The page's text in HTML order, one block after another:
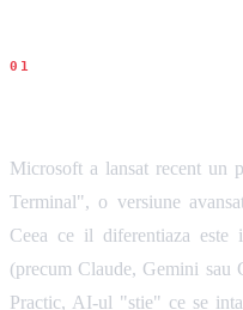
Microsoft a lansat recent un
Terminal", o versiune
Ceea ce il diferentiaza este
(precum Claude, Gemini
Practic, AI-ul "stie" ce se